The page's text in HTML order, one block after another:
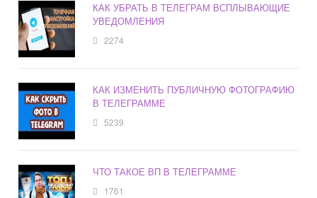
КАК УБРАТЬ В ТЕЛЕГРАМ ВСПЛЫВАЮЩИЕ
УВЕДОМЛЕНИЯ
2274
КАК ИЗМЕНИТЬ ПУБЛИЧНУЮ ФОТОГРАФИЮ
В ТЕЛЕГРАММЕ
5239
ЧТО ТАКОЕ ВП В ТЕЛЕГРАММЕ
1761